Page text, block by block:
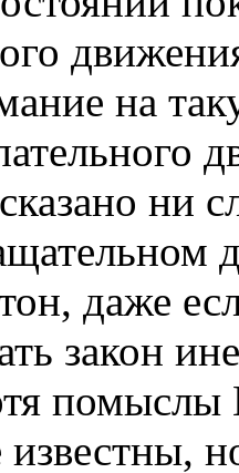
на
ни
даже
закон
помыслы